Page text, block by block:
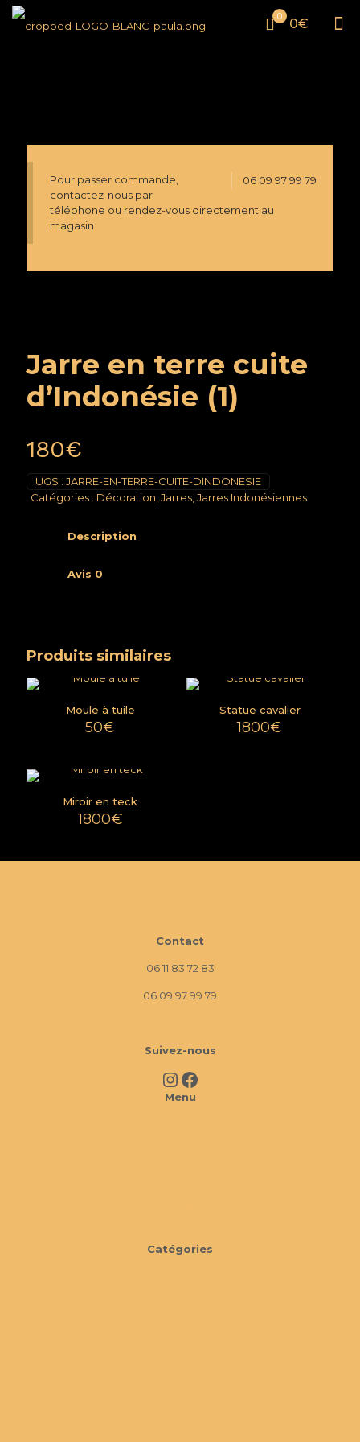
0 0€
06 09 97 99 79
Pour passer commande,
contactez-nous par
téléphone ou rendez-vous directement au
magasin
Jarre en terre cuite
d’Indonésie (1)
180€
UGS : JARRE-EN-TERRE-CUITE-DINDONESIE
Catégories : Décoration Jarres Jarres Indonésiennes
Description
Avis 0
Produits similaires
Moule à tuile
50€
Statue cavalier
1800€
Miroir en teck
1800€
Contact
06 11 83 72 83
06 09 97 99 79
Suivez-nous
InstagramFacebook
Menu
Catégories